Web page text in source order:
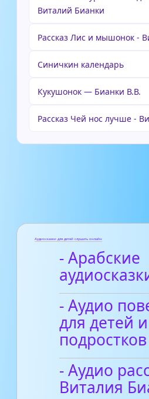
Виталий Бианки
Рассказ Лис и мышонок -
Cиничкин календарь
Кукушонок — Бианки В.В.
Рассказ Чей нос лучше -
Аудиосказки для детей слушать онлайн
- Арабские
- Аудио
для детей и
подростков
- Аудио
Виталия